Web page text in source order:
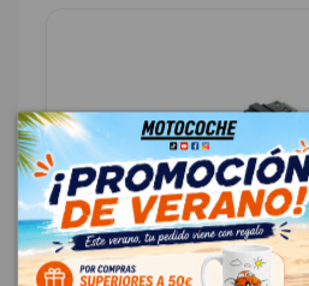
INTERRUPTOR 96750883ZD
PEUGEOT 208 1.2 12V VTI